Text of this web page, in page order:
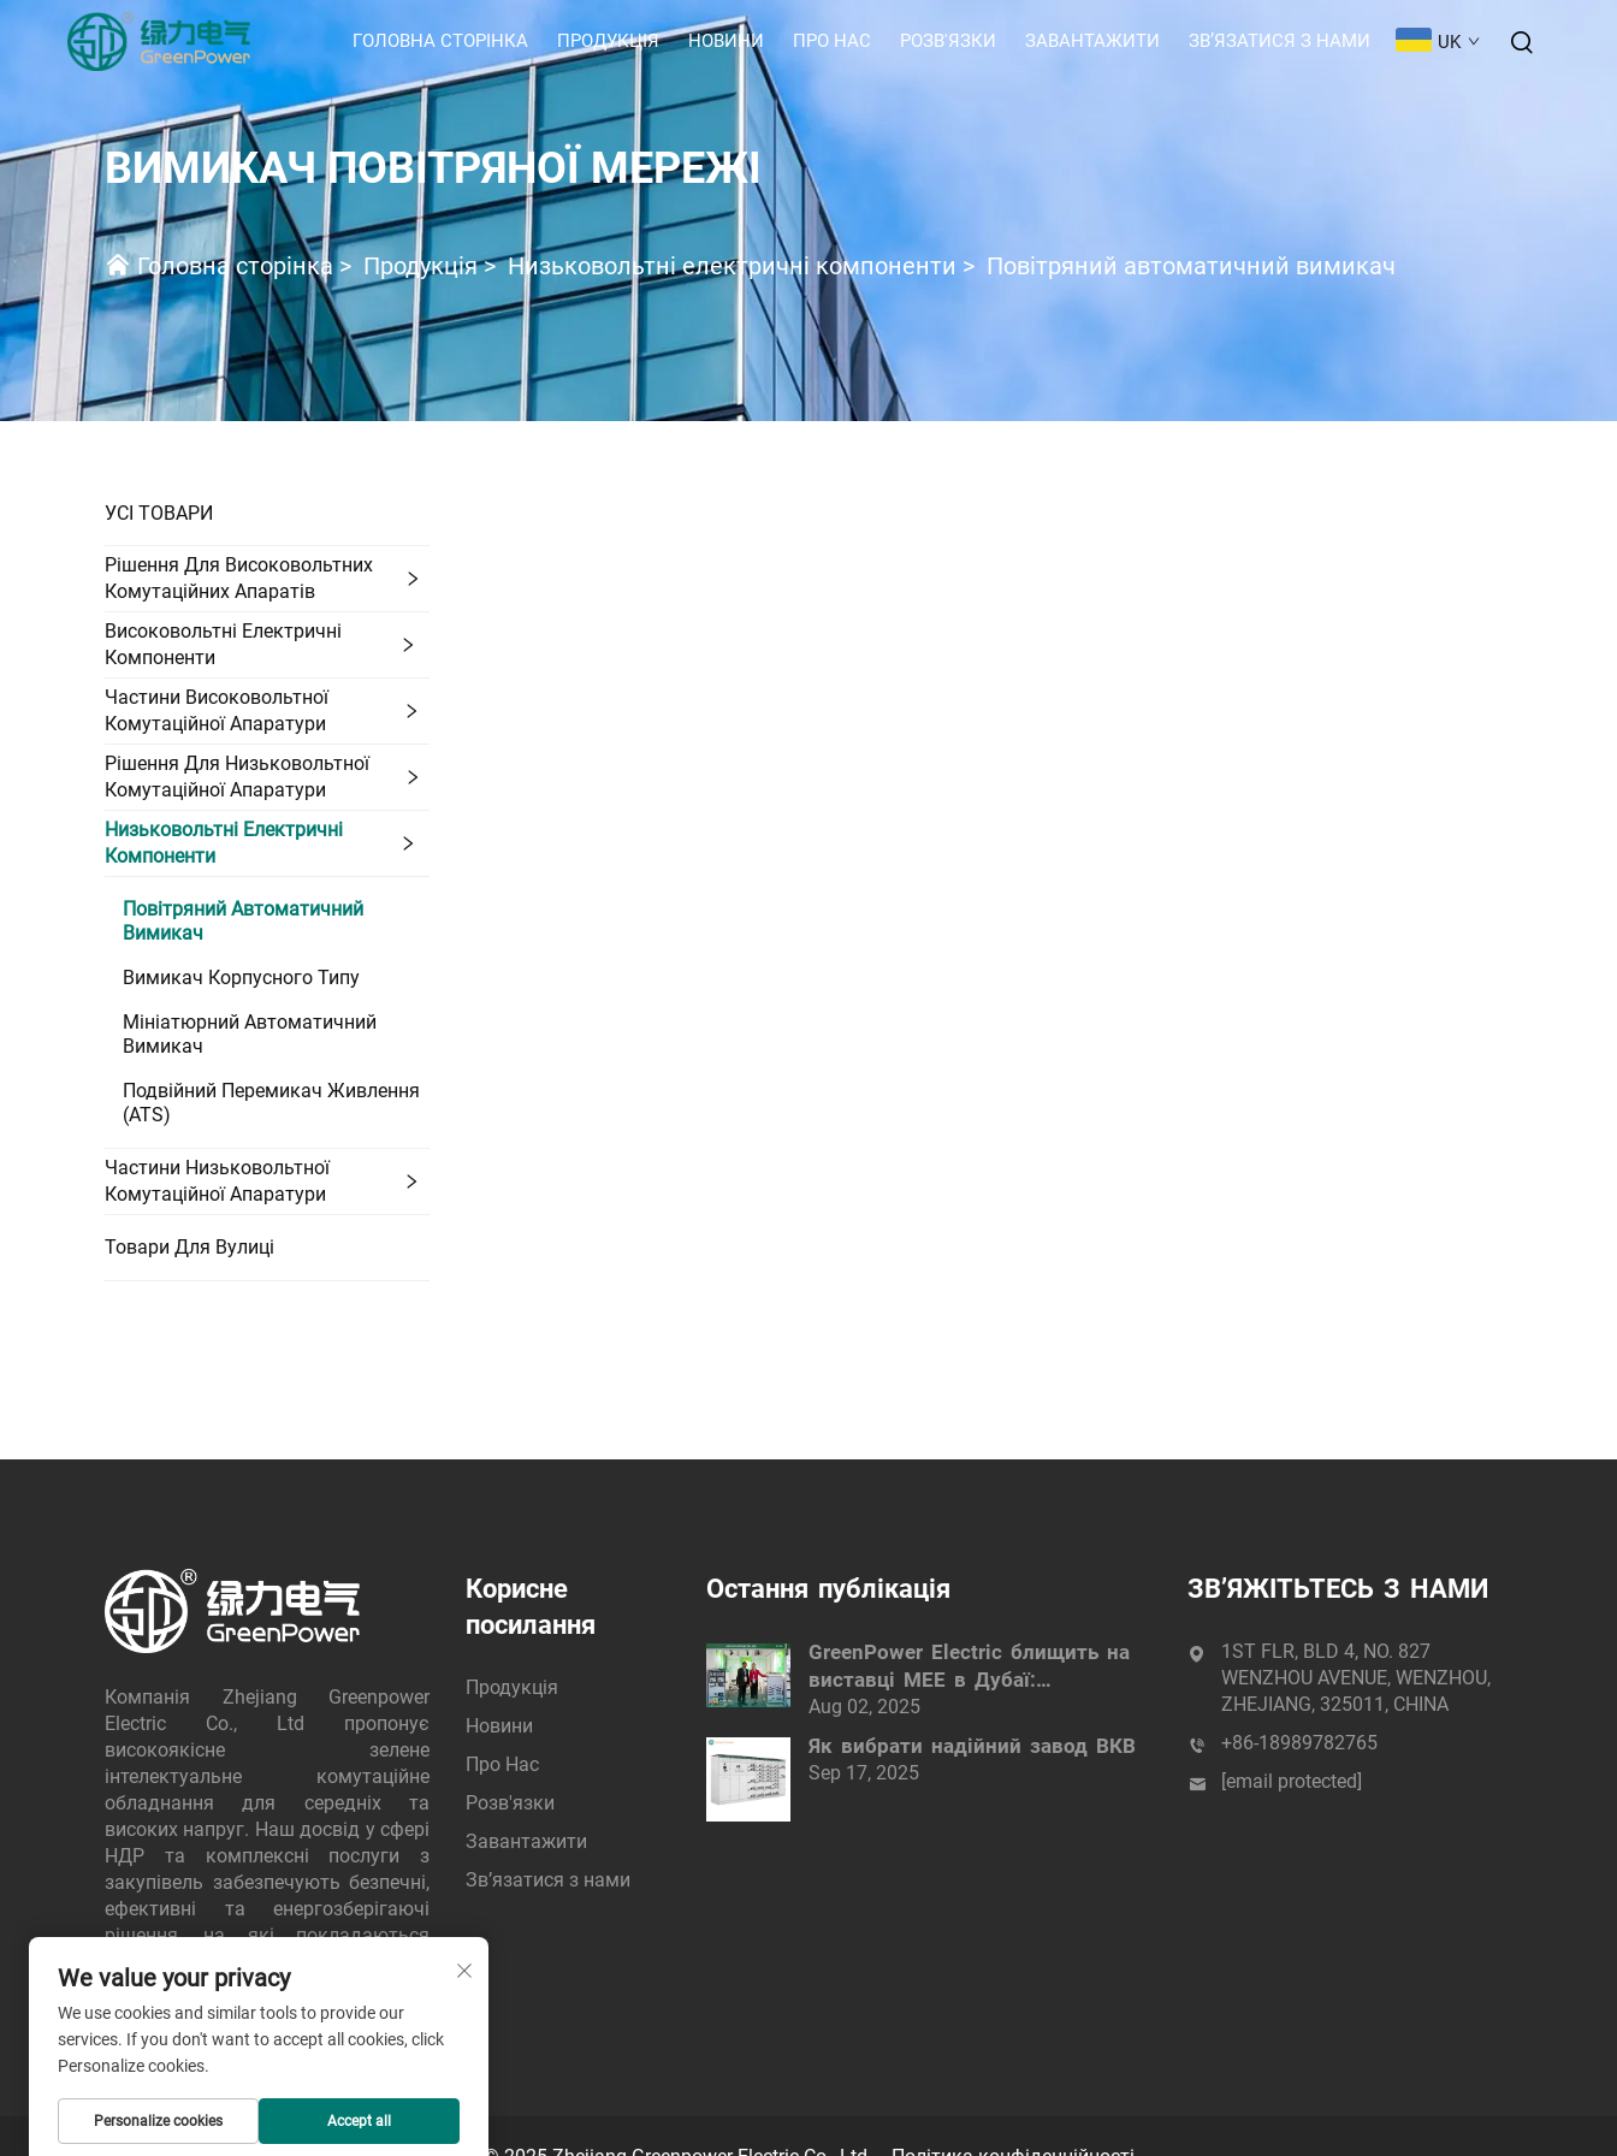
ГОЛОВНА СТОРІНКА ПРОДУКЦІЯ НОВИНИ ПРО НАС РОЗВ'ЯЗКИ ЗАВАНТАЖИТИ ЗВ’ЯЗАТИСЯ З НАМИ UK
ВИМИКАЧ ПОВІТРЯНОЇ МЕРЕЖІ
Головна сторінка> Продукція>Низьковольтні електричні компоненти > Повітряний автоматичний вимикач
УСІ ТОВАРИ
Рішення Для Високовольтних
Комутаційних Апаратів
Високовольтні Електричні
Компоненти
Частини Високовольтної
Комутаційної Апаратури
Рішення Для Низьковольтної
Комутаційної Апаратури
Низьковольтні Електричні
Компоненти
Повітряний Автоматичний
Вимикач
Вимикач Корпусного Типу
Мініатюрний Автоматичний
Вимикач
Подвійний Перемикач Живлення
(ATS)
Частини Низьковольтної
Комутаційної Апаратури
Товари Для Вулиці
Компанія Zhejiang Greenpower
Electric Co., Ltd пропонує
високоякісне зелене
інтелектуальне комутаційне
обладнання для середніх та
високих напруг. Наш досвід у сфері
НДР та комплексні послуги з
закупівель забезпечують безпечні,
ефективні та енергозберігаючі
рішення, на які покладаються
клієнти по всьому світу. Замовте
розрахунок вартості вже сьогодні.
Корисне
посилання
Продукція
Новини
Про Нас
Розв'язки
Завантажити
Зв’язатися з нами
Остання публікація
GreenPower Electric блищить на
виставці MEE в Дубаї:
інтелектуальні електротехнічні
рішення
Aug 02, 2025
Як вибрати надійний завод ВКВ
Sep 17, 2025
ЗВ’ЯЖІТЬТЕСЬ З НАМИ
1ST FLR, BLD 4, NO. 827
WENZHOU AVENUE, WENZHOU,
ZHEJIANG, 325011, CHINA
+86-18989782765
[email protected]
We value your privacy
We use cookies and similar tools to provide our
services. If you don't want to accept all cookies, click
Personalize cookies.
Personalize cookies Accept all